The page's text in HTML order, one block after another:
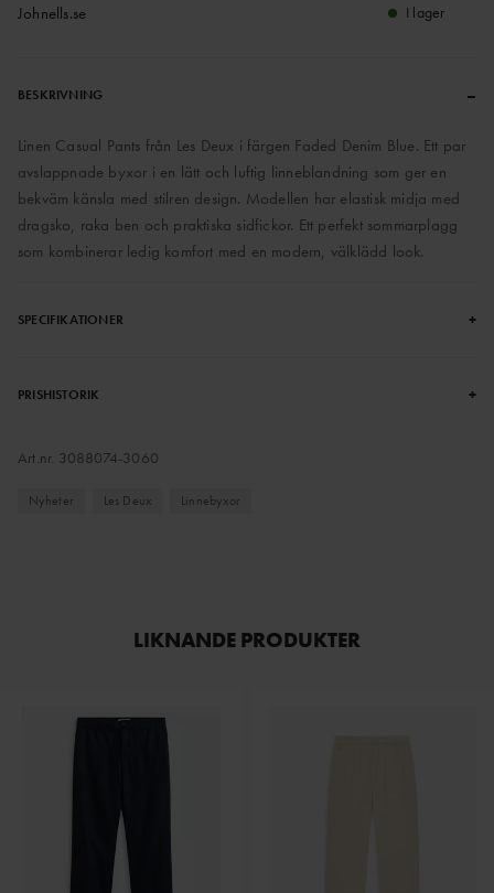
Johnells.se I lager
BESKRIVNING –
Linen Casual Pants från Les Deux i färgen Faded Denim Blue. Ett par
avslappnade byxor i en lätt och luftig linneblandning som ger en
bekväm känsla med stilren design. Modellen har elastisk midja med
dragsko, raka ben och praktiska sidfickor. Ett perfekt sommarplagg
som kombinerar ledig komfort med en modern, välklädd look.
SPECIFIKATIONER +
PRISHISTORIK +
Art.nr. 3088074-3060
Nyheter Les Deux Linnebyxor
LIKNANDE PRODUKTER